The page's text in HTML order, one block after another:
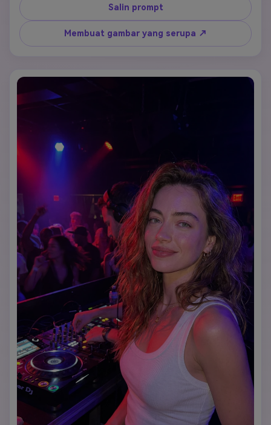
malam eksklusif dengan botol sampanye, tanda neon
bercahaya, lampu ungu dan biru lembut, dan suasana
pesta kelas atas. Pakaian pesta yang bergaya, pose
percaya diri, flash kamera alami dicampur dengan
seperti foto pesta vip asli yang dibagikan di instagram.
Salin prompt
Membuat gambar yang serupa ↗